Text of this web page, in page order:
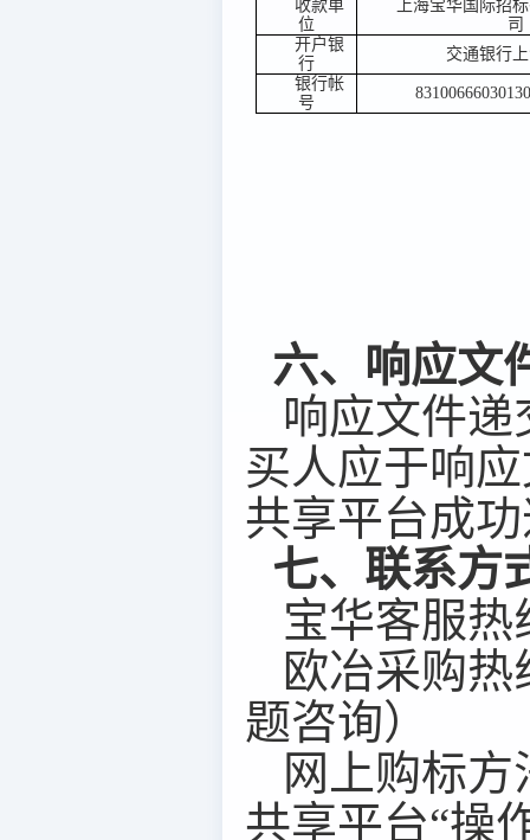
收款单
位
上海宝华国际招
司
开户银
行
交通银行
银行帐
号
六、响应文
响应文件递
买人应于响应
共享平台成
七、联系方
宝华客服热
欧冶采购热
题咨询）
网上购标
共享平台“操